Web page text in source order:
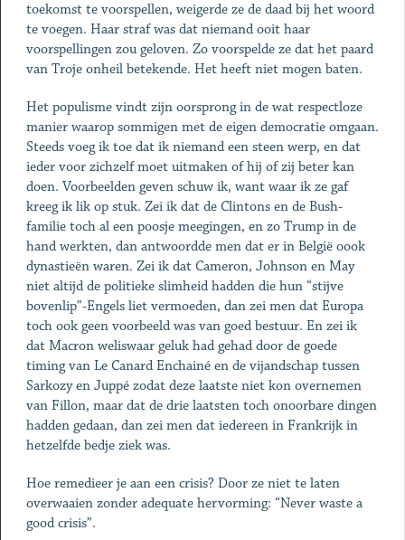
toekomst te voorspellen, weigerde ze de daad bij het woord
te voegen. Haar straf was dat niemand ooit haar
voorspellingen zou geloven. Zo voorspelde ze dat het paard
van Troje onheil betekende. Het heeft niet mogen baten.
Het populisme vindt zijn oorsprong in de wat respectloze
manier waarop sommigen met de eigen democratie omgaan.
Steeds voeg ik toe dat ik niemand een steen werp, en dat
ieder voor zichzelf moet uitmaken of hij of zij beter kan
doen. Voorbeelden geven schuw ik, want waar ik ze gaf
kreeg ik lik op stuk. Zei ik dat de Clintons en de Bush-
familie toch al een poosje meegingen, en zo Trump in de
hand werkten, dan antwoordde men dat er in België oook
dynastieën waren. Zei ik dat Cameron, Johnson en May
niet altijd de politieke slimheid hadden die hun “stijve
bovenlip”-Engels liet vermoeden, dan zei men dat Europa
toch ook geen voorbeeld was van goed bestuur. En zei ik
dat Macron weliswaar geluk had gehad door de goede
timing van Le Canard Enchainé en de vijandschap tussen
Sarkozy en Juppé zodat deze laatste niet kon overnemen
van Fillon, maar dat de drie laatsten toch onoorbare dingen
hadden gedaan, dan zei men dat iedereen in Frankrijk in
hetzelfde bedje ziek was.
Hoe remedieer je aan een crisis? Door ze niet te laten
overwaaien zonder adequate hervorming: “Never waste a
good crisis”.